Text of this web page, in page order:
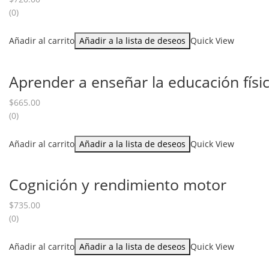
(0)
Añadir al carrito Añadir a la lista de deseos Quick View
Aprender a enseñar la educación
$665.00
(0)
Añadir al carrito Añadir a la lista de deseos Quick View
Cognición y rendimiento motor
$735.00
(0)
Añadir al carrito Añadir a la lista de deseos Quick View